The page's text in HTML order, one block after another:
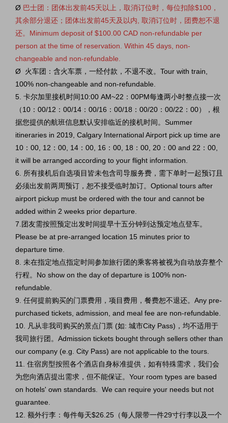
Ø 巴士团 ： 团体出发前45天以上，取消订位时，每位扣除$100，
其余部分退还；团体出发前45天及以内, 取消订位时，团费恕不退
还。Minimum deposit of $100.00 CAD non-refundable per
person at the time of reservation. Within 45 days, non-
changeable and non-refundable.
Ø 火车团：含火车票，一经付款，不退不改。Tour with train,
100% non-changeable and non-refundable.
5. 卡尔加里接机时间10:00 AM~22：00PM每逢两小时整点接一次
（10：00/12：00/14：00/16：00/18：00/20：00/22：00），根
据您提供的航班信息默认安排临近的接机时间。Summer
itineraries in 2019, Calgary International Airport pick up time are
10：00, 12：00, 14：00, 16：00, 18：00, 20：00 and 22：00,
it will be arranged according to your flight information.
6. 所有接机后自选项目皆未包含司导服务费，需下单时一起预订且
必须出发前两周预订，恕不接受临时加订。Optional tours after
airport pickup must be ordered with the tour and cannot be
added within 2 weeks prior departure.
7.团友需按照预定出发时间提早十五分钟到达预定地点登车。
Please be at pre-arranged location 15 minutes prior to
departure time.
8. 未在指定地点指定时间参加旅行团的乘客将被视为自动放弃整个
行程。No show on the day of departure is 100% non-
refundable.
9. 任何提前购买的门票费用，项目费用，餐费恕不退还。Any pre-
purchased tickets, admission, and meal fee are non-refundable.
10. 凡从非我司购买的景点门票 (如: 城市City Pass)，均不适用于
我司旅行团。Admission tickets bought through sellers other than
our company (e.g. City Pass) are not applicable to the tours.
11. 住宿房型按照各个酒店自身标准提供，如有特殊需求，我们会
为您向酒店提出需求，但不能保证。Your room types are based
on hotels' own standards. We can require your needs but not
guarantee.
12. 额外行李：每件每天$26.25（每人限带一件29寸行李以及一个